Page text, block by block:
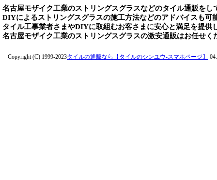
Copyright (C) 1999-2023タイルの通販なら【タイルのシンユウ-スマホページ】
名古屋モザイク工業のストリングスグラスなどのタイル通販をし
DIYによるストリングスグラスの施工方法などのアドバイスも可
タイル工事業者さまやDIYに取組むお客さまに安心と満足を提供
名古屋モザイク工業のストリングスグラスの激安通販はお任せく